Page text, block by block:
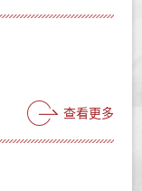
查看更多